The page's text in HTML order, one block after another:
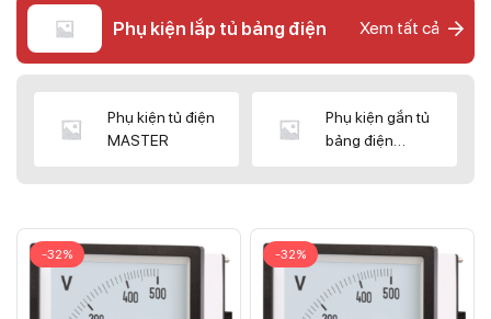
Phụ kiện lắp tủ bảng điện Xem tất cả
Phụ kiện tủ điện
MASTER
Phụ kiện gắn tủ
bảng điện
-32% -32%